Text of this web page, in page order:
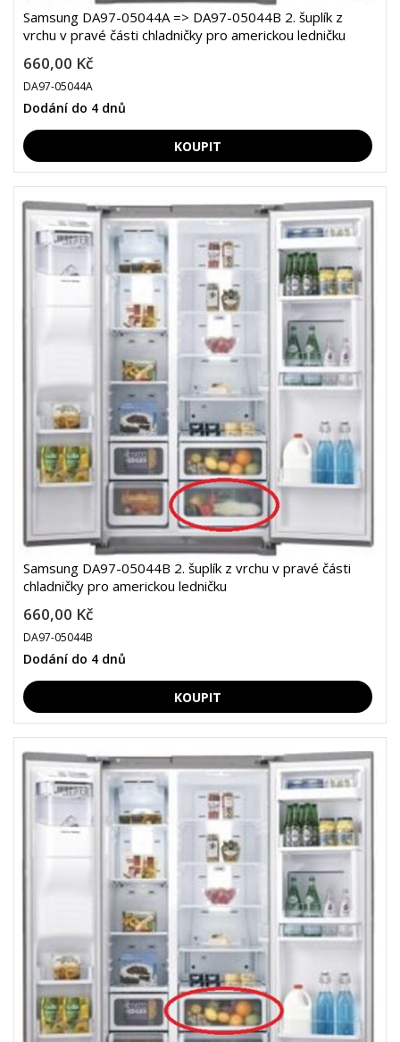
Samsung DA97-05044A => DA97-05044B 2. šuplík z
vrchu v pravé části chladničky pro americkou ledničku
660,00 Kč
DA97-05044A
Dodání do 4 dnů
Samsung DA97-05044B 2. šuplík z vrchu v pravé části
chladničky pro americkou ledničku
660,00 Kč
DA97-05044B
Dodání do 4 dnů